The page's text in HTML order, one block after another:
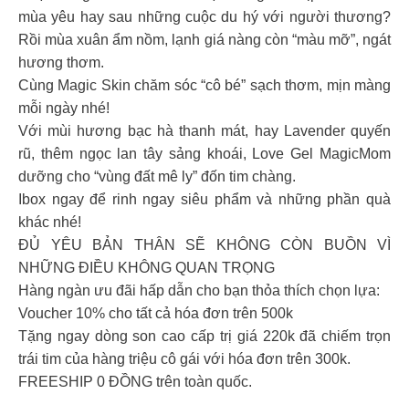
mùa yêu hay sau những cuộc du hý với người thương?
Rồi mùa xuân ẩm nồm, lạnh giá nàng còn “màu mỡ”, ngát
hương thơm.
Cùng Magic Skin chăm sóc “cô bé” sạch thơm, mịn màng
mỗi ngày nhé!
Với mùi hương bạc hà thanh mát, hay Lavender quyến
rũ, thêm ngọc lan tây sảng khoái, Love Gel MagicMom
dưỡng cho “vùng đất mê ly” đốn tim chàng.
Ibox ngay để rinh ngay siêu phẩm và những phần quà
khác nhé!
ĐỦ YÊU BẢN THÂN SẼ KHÔNG CÒN BUỒN VÌ
NHỮNG ĐIỀU KHÔNG QUAN TRỌNG
Hàng ngàn ưu đãi hấp dẫn cho bạn thỏa thích chọn lựa:
Voucher 10% cho tất cả hóa đơn trên 500k
Tặng ngay dòng son cao cấp trị giá 220k đã chiếm trọn
trái tim của hàng triệu cô gái với hóa đơn trên 300k.
FREESHIP 0 ĐỒNG trên toàn quốc.